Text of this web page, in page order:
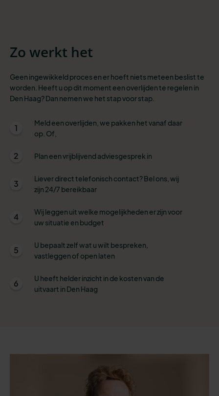
Zo werkt het
Geen ingewikkeld proces en er hoeft niets meteen beslist te
worden. Heeft u op dit moment een overlijden te regelen in
Den Haag? Dan nemen we het stap voor stap.
1
Meld een overlijden, we pakken het vanaf daar
op. Of,
2 Plan een vrijblijvend adviesgesprek in
3
Liever direct telefonisch contact? Bel ons, wij
zijn 24/7 bereikbaar
4
Wij leggen uit welke mogelijkheden er zijn voor
uw situatie en budget
5
U bepaalt zelf wat u wilt bespreken,
vastleggen of open laten
6
U heeft helder inzicht in de kosten van de
uitvaart in Den Haag